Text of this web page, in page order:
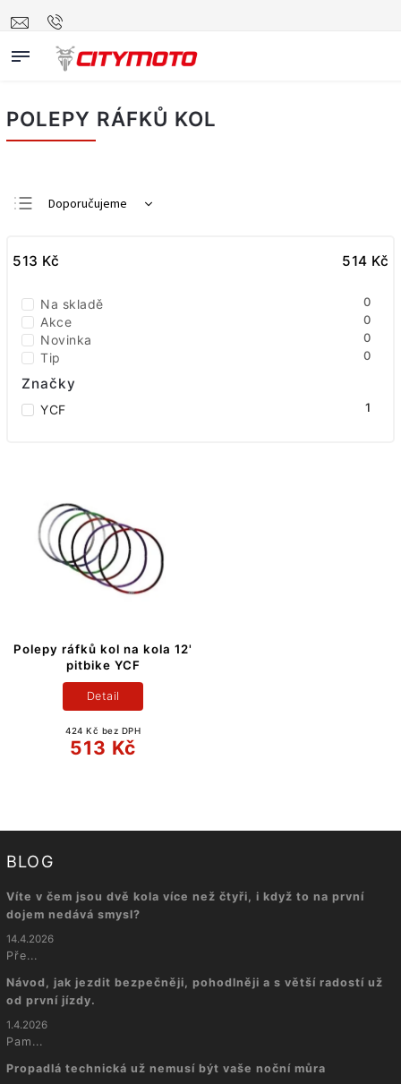
POLEPY RÁFKŮ KOL
Doporučujeme
Nejdražší
Abecedně
513 Kč 514 Kč
Na skladě 0
Akce 0
Novinka 0
Tip 0
Značky
YCF 1
Polepy ráfků kol na kola 12'
pitbike YCF
424 Kč bez DPH
513 Kč
Detail
BLOG
Víte v čem jsou dvě kola více než čtyři, i když to na první
dojem nedává smysl?
14.4.2026
Pře...
Návod, jak jezdit bezpečněji, pohodlněji a s větší radostí už
od první jízdy.
1.4.2026
Pam...
Propadlá technická už nemusí být vaše noční můra